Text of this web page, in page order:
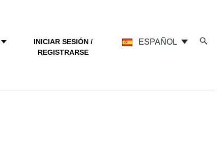
INICIAR SESIÓN /
REGISTRARSE
ESPAÑOL